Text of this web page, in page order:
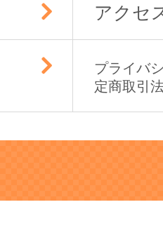
アクセ
プライバ
定商取引